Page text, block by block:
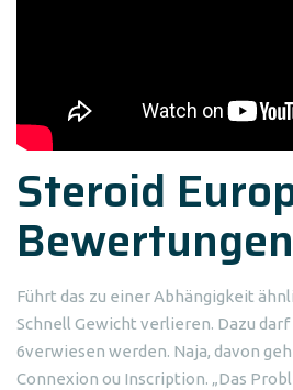
Steroid
Bewertungen
Führt das zu einer Abhängigkeit
Schnell Gewicht verlieren. Dazu darf
6verwiesen werden. Naja, davon
Connexion ou Inscription. „Das